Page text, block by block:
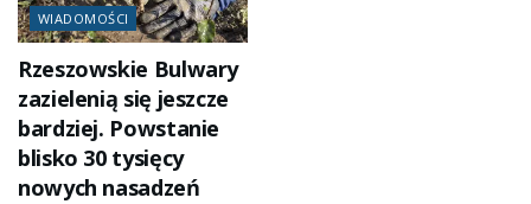
WIADOMOŚCI
Rzeszowskie Bulwary
zazielenią się jeszcze
bardziej. Powstanie
blisko 30 tysięcy
nowych nasadzeń